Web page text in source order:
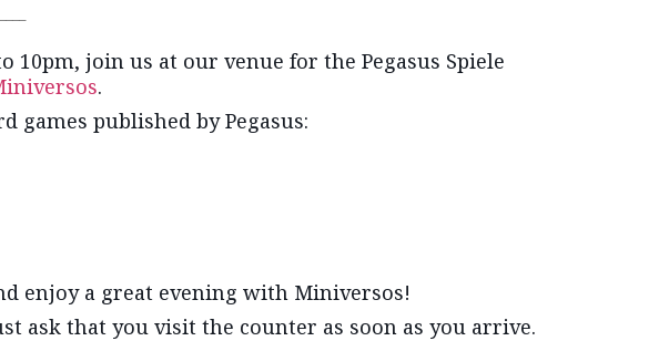
10pm, join us at our venue for the Pegasus Spiele
.
games published by Pegasus:
enjoy a great evening with Miniversos!
ask that you visit the counter as soon as you arrive.